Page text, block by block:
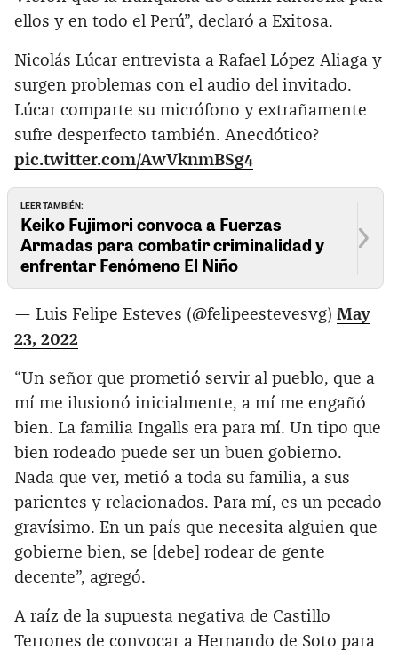
ellos y en todo el Perú”, declaró a Exitosa.
Nicolás Lúcar entrevista a Rafael López Aliaga y
surgen problemas con el audio del invitado.
Lúcar comparte su micrófono y extrañamente
sufre desperfecto también. Anecdótico?
pic.twitter.com/AwVknmBSg4
LEER TAMBIÉN:
Keiko Fujimori convoca a Fuerzas
Armadas para combatir criminalidad y
enfrentar Fenómeno El Niño
— Luis Felipe Esteves (@felipeestevesvg) May
23, 2022
“Un señor que prometió servir al pueblo, que a
mí me ilusionó inicialmente, a mí me engañó
bien. La familia Ingalls era para mí. Un tipo que
bien rodeado puede ser un buen gobierno.
Nada que ver, metió a toda su familia, a sus
parientes y relacionados. Para mí, es un pecado
gravísimo. En un país que necesita alguien que
gobierne bien, se [debe] rodear de gente
decente”, agregó.
A raíz de la supuesta negativa de Castillo
Terrones de convocar a Hernando de Soto para